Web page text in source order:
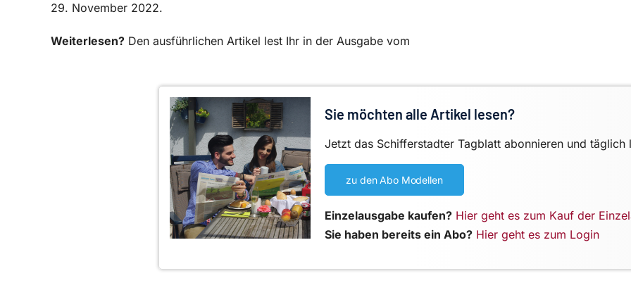
29. November 2022.
Weiterlesen? Den ausführlichen Artikel lest Ihr in der Ausgabe vom
Sie möchten alle Artikel lesen?
Jetzt das Schifferstadter Tagblatt abonnieren und täglich
zu den Abo Modellen
Einzelausgabe kaufen? Hier geht es zum Kauf der
Sie haben bereits ein Abo? Hier geht es zum Login